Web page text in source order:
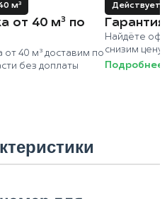
м³
от 40 м³ по
от 40 м³ доставим по
без доплаты
Действует
Найдёте
снизим
Подробнее